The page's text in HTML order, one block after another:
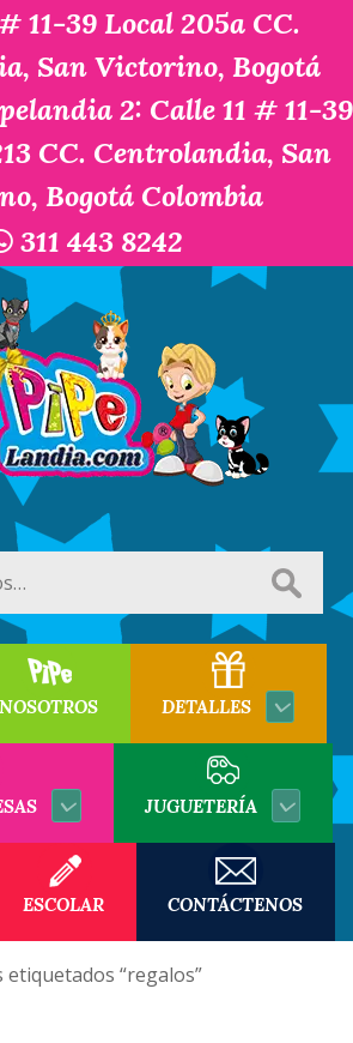
11-39 Local 205a CC.
San Victorino, Bogotá
2: Calle 11 # 11-39
CC. Centrolandia, San
Bogotá Colombia
311 443 8242
NOSOTROS DETALLES
JUGUETERÍA
ESCOLAR CONTÁCTENOS
“regalos”